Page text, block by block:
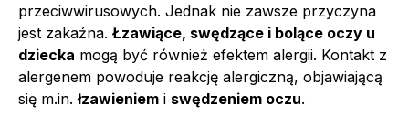
przeciwwirusowych. Jednak nie zawsze przyczyna
jest zakaźna. Łzawiące, swędzące i bolące oczy u
dziecka mogą być również efektem alergii. Kontakt z
alergenem powoduje reakcję alergiczną, objawiającą
się m.in.łzawieniem i swędzeniem oczu.